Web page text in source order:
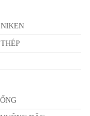
NIKEN
THÉP
ỐNG